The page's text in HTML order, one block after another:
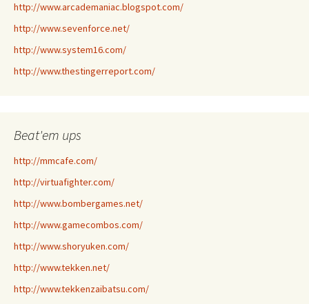
http://www.arcademaniac.blogspot.com/
http://www.sevenforce.net/
http://www.system16.com/
http://www.thestingerreport.com/
Beat'em ups
http://mmcafe.com/
http://virtuafighter.com/
http://www.bombergames.net/
http://www.gamecombos.com/
http://www.shoryuken.com/
http://www.tekken.net/
http://www.tekkenzaibatsu.com/